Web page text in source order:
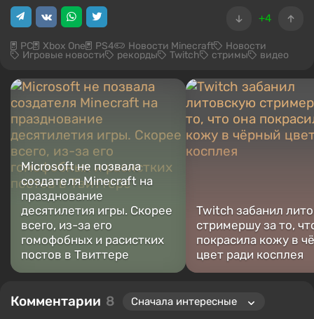
+4
PC Xbox One PS4 Новости Minecraft Новости
Игровые новости рекорды Twitch стримы видео
Microsoft не позвала
создателя Minecraft на
празднование
десятилетия игры. Скорее
всего, из-за его
гомофобных и расистких
постов в Твиттере
Twitch забанил
стримершу за то,
покрасила кожу в
цвет ради косплея
Комментарии 8